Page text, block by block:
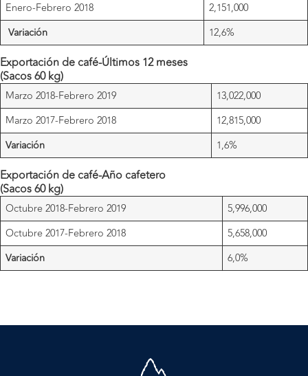
Enero-Febrero 2018
2,151,000
Variación
12,6%
Exportación de café-Últimos 12 meses
(Sacos 60 kg)
Marzo 2018-Febrero 2019
13,022,000
Marzo 2017-Febrero 2018
12,815,000
Variación
1,6%
Exportación de café-Año cafetero
(Sacos 60 kg)
Octubre 2018-Febrero 2019
5,996,000
Octubre 2017-Febrero 2018
5,658,000
Variación
6,0%